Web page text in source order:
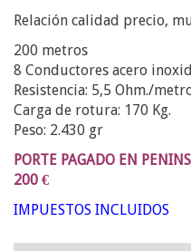
Relación calidad precio,
200 metros
8 Conductores acero
Resistencia: 5,5 Ohm./
Carga de rotura: 170 Kg.
Peso: 2.430 gr
PORTE PAGADO EN
200 €
IMPUESTOS INCLUIDOS